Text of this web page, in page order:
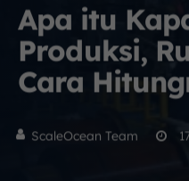
Apa itu
Produksi,
Cara
ScaleOcean Team